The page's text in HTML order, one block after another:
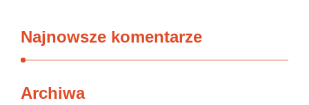
Najnowsze komentarze
Archiwa